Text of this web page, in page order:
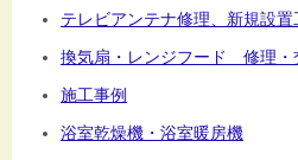
テレビアンテナ修理、新規設置
換気扇・レンジフード 修理・
施工事例
浴室乾燥機・浴室暖房機